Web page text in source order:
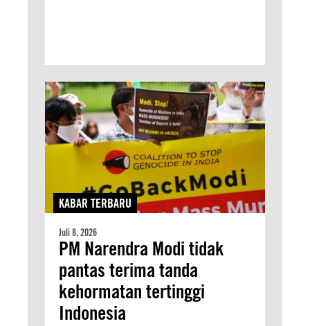
KABAR TERBARU
Juli 8, 2026
PM Narendra Modi tidak
pantas terima tanda
kehormatan tertinggi
Indonesia